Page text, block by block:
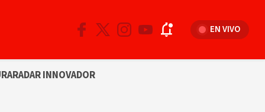
EN VIVO
RADAR INNOVADOR